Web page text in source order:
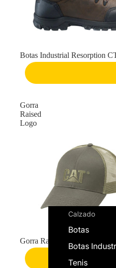
Calzado
Botas
Botas
Tenis
Botas Industrial Resorption
Gorra
Raised
Logo
Gorra Raised Logo